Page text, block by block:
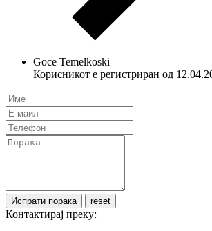
Goce Temelkoski
Корисникот е регистриран од
Контактирај преку: